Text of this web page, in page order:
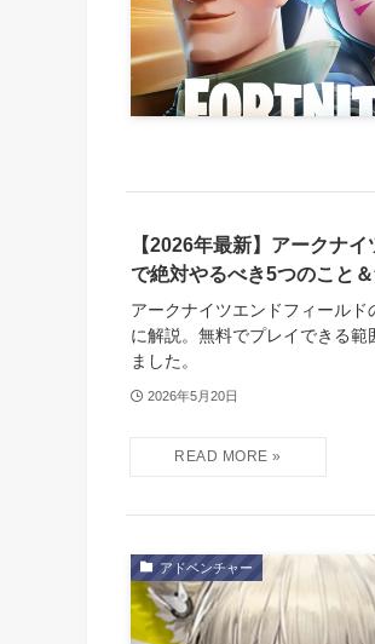
【2026年最新】アークナ
で絶対やるべき5つのこと
アークナイツエンドフィール
に解説。無料でプレイできる
ました。
2026年5月20日
アドベンチャー